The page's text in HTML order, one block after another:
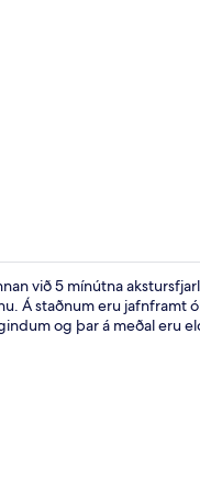
við 5 mínútna
Á staðnum eru jafnframt
og þar á meðal eru